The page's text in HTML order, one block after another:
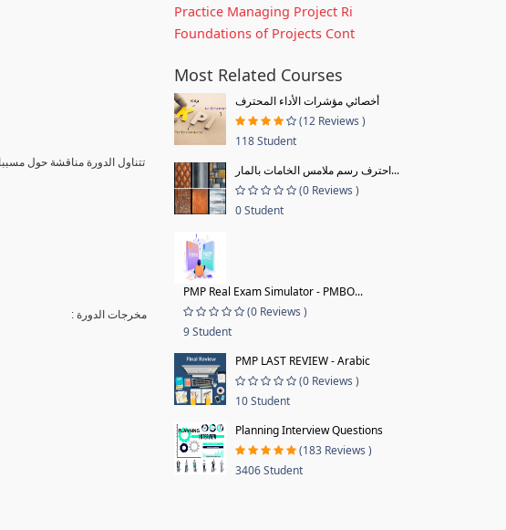
تتناول الدورة مناقشة حول
مخرجات الدورة :
Practice Managing Project Ri
Foundations of Projects Cont
Most Related Courses
أخصائي مؤشرات الأداء المحترف
(12 Reviews )
118 Student
احترف رسم ملامس الخامات بالمار...
(0 Reviews )
0 Student
PMP Real Exam Simulator - PMBO...
(0 Reviews )
9 Student
PMP LAST REVIEW - Arabic
(0 Reviews )
10 Student
Planning Interview Questions
(183 Reviews )
3406 Student